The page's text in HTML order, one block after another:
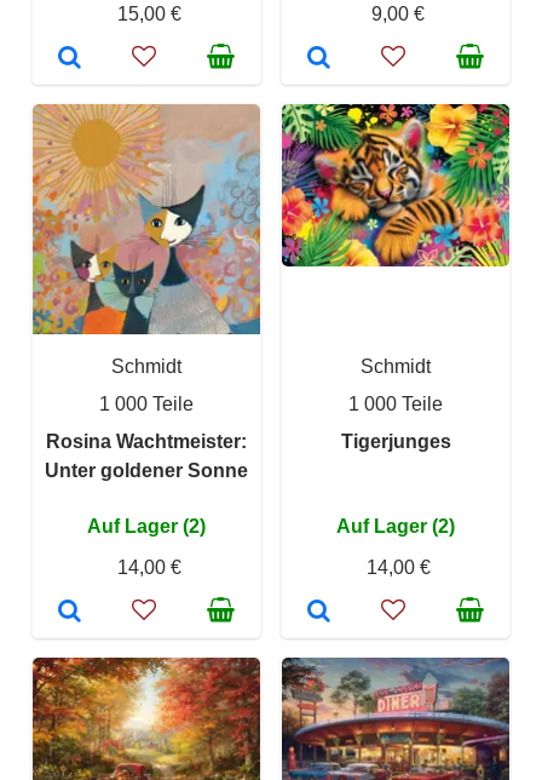
15,00 €
9,00 €
Schmidt
1 000 Teile
Rosina Wachtmeister:
Unter goldener Sonne
Auf Lager (2)
14,00 €
Schmidt
1 000 Teile
Tigerjunges
Auf Lager (2)
14,00 €